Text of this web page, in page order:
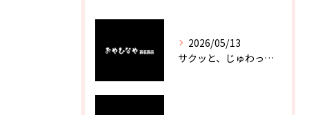
2026/05/13
サクッと、じゅわっと。瀬戸内が香るカキフライ